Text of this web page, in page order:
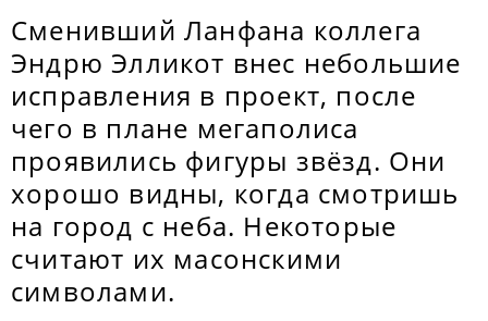
Сменивший Ланфана коллега
Эндрю Элликот внес небольшие
исправления в проект, после
чего в плане мегаполиса
проявились фигуры звёзд. Они
хорошо видны, когда смотришь
на город с неба. Некоторые
считают их масонскими
символами.